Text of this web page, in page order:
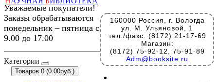
160000 Россия, г. Вологда
ул. М. Ульяновой, 1
тел./факс: (8172) 21-17-69
Магазин:
(8172) 75-92-12, 75-91-89
Adm@booksite.ru
Уважаемые покупатели!
Заказы обрабатываются
понедельник – пятница с
9.00 до 17.00
Категории
Товаров 0 (0.00руб.)